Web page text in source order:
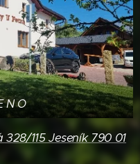
N O
115 Jeseník 790 01